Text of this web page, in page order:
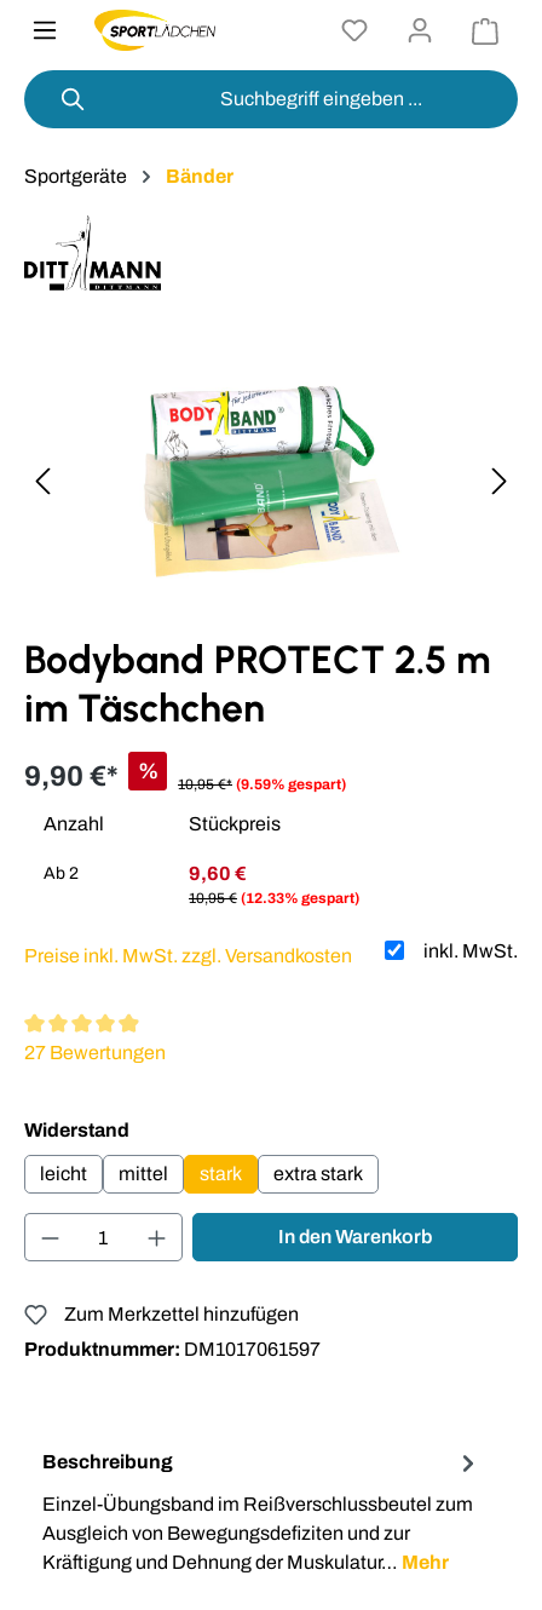
springen
Sportgeräte Bänder
Bodyband PROTECT 2.5 m
im Täschchen
9,90 €* %
10,95 €* (9.59% gespart)
Anzahl Stückpreis
Ab 2 9,60 €
10,95 € (12.33% gespart)
inkl. MwSt.
Preise inkl. MwSt. zzgl. Versandkosten
Durchschnittliche Bewertung von 4.95 von 5 Sternen
27 Bewertungen
Widerstand
leicht mittel stark extra stark
Produkt Anzahl: Gib den gewünschten
In den Warenkorb
Zum Merkzettel hinzufügen
Produktnummer: DM1017061597
Beschreibung
Einzel-Übungsband im Reißverschlussbeutel zum
Ausgleich von Bewegungsdefiziten und zur
Kräftigung und Dehnung der Muskulatur… Mehr